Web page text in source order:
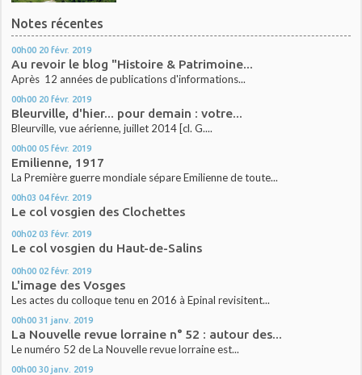
Notes récentes
00h00 20 févr. 2019
Au revoir le blog "Histoire & Patrimoine...
Après 12 années de publications d'informations...
00h00 20 févr. 2019
Bleurville, d'hier... pour demain : votre...
Bleurville, vue aérienne, juillet 2014 [cl. G....
00h00 05 févr. 2019
Emilienne, 1917
La Première guerre mondiale sépare Emilienne de toute...
00h03 04 févr. 2019
Le col vosgien des Clochettes
00h02 03 févr. 2019
Le col vosgien du Haut-de-Salins
00h00 02 févr. 2019
L'image des Vosges
Les actes du colloque tenu en 2016 à Epinal revisitent...
00h00 31 janv. 2019
La Nouvelle revue lorraine n° 52 : autour des...
Le numéro 52 de La Nouvelle revue lorraine est...
00h00 30 janv. 2019